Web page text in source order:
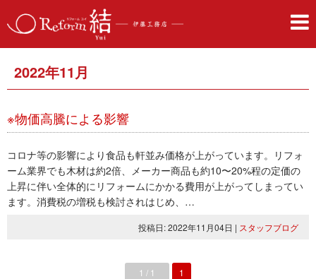
2022年11月
※物価高騰による影響
コロナ等の影響により食品も軒並み価格が上がっています。リフォ
ーム業界でも木材は約2倍、メーカー商品も約10〜20%程の定価の
上昇に伴い全体的にリフォームにかかる費用が上がってしまってい
ます。消費税の増税も検討されはじめ、…
投稿日: 2022年11月04日 | スタッフブログ
1 / 1 1